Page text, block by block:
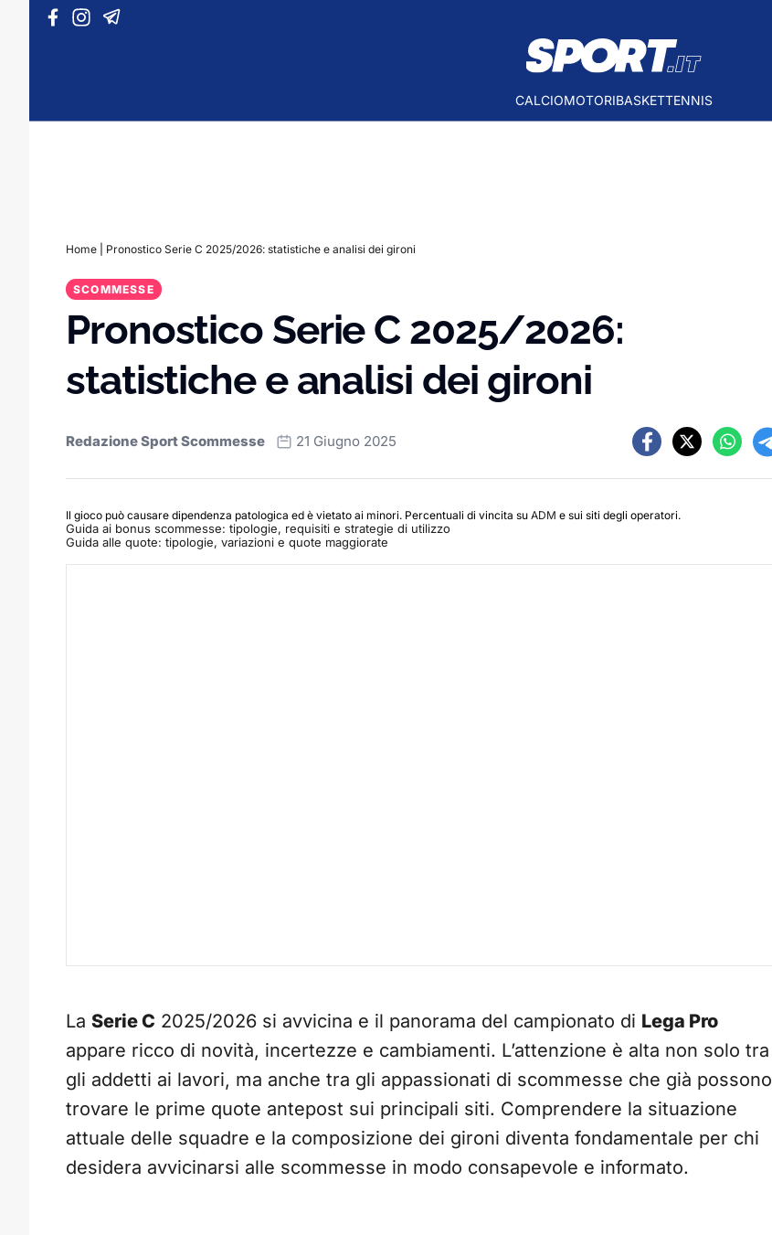
Vai al contenuto
CALCIOMOTORIBASKETTENNIS
Home Pronostico Serie C 2025/2026: statistiche e analisi dei gironi
SCOMMESSE
Pronostico Serie C 2025/2026:
statistiche e analisi dei gironi
Redazione Sport Scommesse 21 Giugno 2025
Il gioco può causare dipendenza patologica ed è vietato ai minori. Percentuali di vincita su ADM e sui siti degli operatori.
Guida ai bonus scommesse: tipologie, requisiti e strategie di utilizzo
Guida alle quote: tipologie, variazioni e quote maggiorate
La Serie C 2025/2026 si avvicina e il panorama del campionato di Lega Pro
appare ricco di novità, incertezze e cambiamenti. L’attenzione è alta non solo tra
gli addetti ai lavori, ma anche tra gli appassionati di scommesse che già possono
trovare le prime quote antepost sui principali siti. Comprendere la situazione
attuale delle squadre e la composizione dei gironi diventa fondamentale per chi
desidera avvicinarsi alle scommesse in modo consapevole e informato.